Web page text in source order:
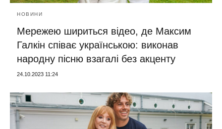
НОВИНИ
Мережею шириться відео, де Максим
Галкін співає українською: виконав
народну пісню взагалі без акценту
24.10.2023 11:24